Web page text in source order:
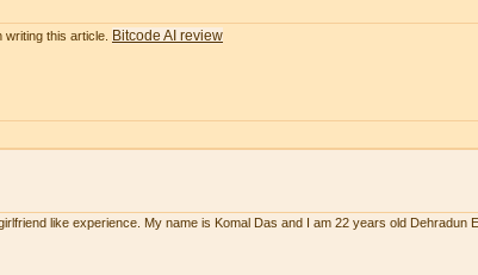
this article. Bitcode AI review
like experience. My name is Komal Das and I am 22 years old Dehradun